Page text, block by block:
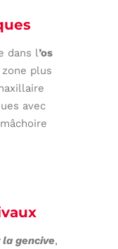
dans l’os
plus
avec
la gencive,